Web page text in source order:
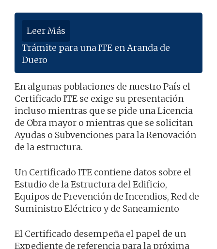
Leer Más
Trámite para una ITE en Aranda de
Duero
En algunas poblaciones de nuestro País el
Certificado ITE se exige su presentación
incluso mientras que se pide una Licencia
de Obra mayor o mientras que se solicitan
Ayudas o Subvenciones para la Renovación
de la estructura.
Un Certificado ITE contiene datos sobre el
Estudio de la Estructura del Edificio,
Equipos de Prevención de Incendios, Red de
Suministro Eléctrico y de Saneamiento
El Certificado desempeña el papel de un
Expediente de referencia para la próxima